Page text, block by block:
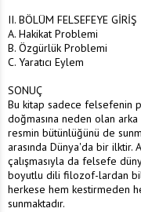
II. BÖLÜM FELSEFEYE GİRİŞ
A. Hakikat Problemi
B. Özgürlük Problemi
C. Yaratıcı Eylem
SONUÇ
Bu kitap sadece felsefenin
doğmasına neden olan
resmin bütünlüğünü de
arasında Dünya'da bir ilktir.
çalışmasıyla da felsefe
boyutlu dili filozof-lardan
herkese hem kestirmeden
sunmaktadır.